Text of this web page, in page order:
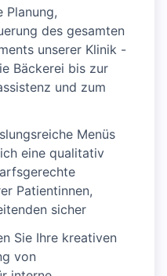
Planung,
des gesamten
unserer Klinik -
Bäckerei bis zur
und zum
Menüs
eine qualitativ
Patientinnen,
sicher
Sie Ihre kreativen
von